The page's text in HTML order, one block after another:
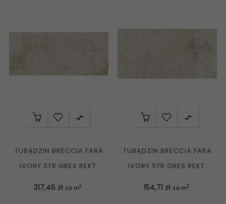

TUBĄDZIN BRECCIA FARA
IVORY STR GRES REKT.
Cena
317,46 zł za m2

TUBĄDZIN BRECCIA FARA
IVORY STR GRES REKT.
Cena
154,71 zł za m2